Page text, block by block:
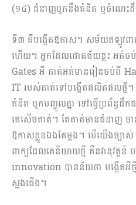
(១៤) ជំនាញបូកនឹងគំនិត ឬចំណេះដឹ
ទី៣ គឺបង្កើតឱកាស។ សម័យឥឡូវពា
ហើយ។ អ្នកដែលជោគជ័យខ្លះ អត់
Gates អី គាត់អត់មានរៀនចប់ពី
IT របស់គាត់ទៅបង្កើតផលិតផលថ្មី
គំនិត បូកបញ្ចូលគ្នា ទៅធ្វើប្រព័ន្ធ
គេសើចគាត់។ តែគាត់មានជំនាញ ម
ឱកាសខ្លួនឯងតែម្ដង។ បើយើងច្ប
ពាក្យដែលគេនិយាយថ្មី គឺនវានុវត្តន៍
innovation បានន័យថា ​បង្កើតអី
ស្មងជើង។